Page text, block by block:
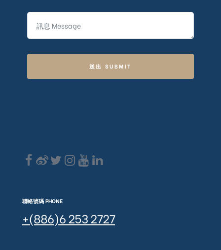
送出 SUBMIT
聯絡號碼 PHONE
+(886)6 253 2727